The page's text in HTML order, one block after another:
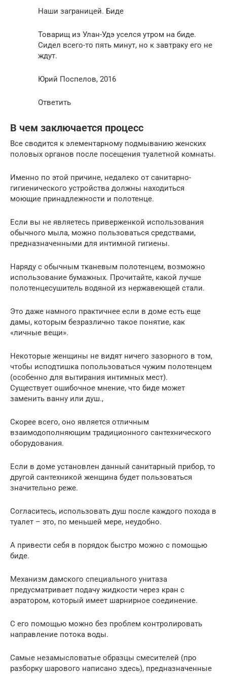
Наши заграницей. Биде
Товарищ из Улан-Удэ уселся утром на биде.
Сидел всего-то пять минут, но к завтраку его не
ждут.
Юрий Поспелов, 2016
Ответить
В чем заключается процесс
Все сводится к элементарному подмыванию женских
половых органов после посещения туалетной комнаты.
Именно по этой причине, недалеко от санитарно-
гигиенического устройства должны находиться
моющие принадлежности и полотенце.
Если вы не являетесь приверженкой использования
обычного мыла, можно пользоваться средствами,
предназначенными для интимной гигиены.
Наряду с обычным тканевым полотенцем, возможно
использование бумажных. Прочитайте, какой лучше
полотенцесушитель водяной из нержавеющей стали.
Это даже намного практичнее если в доме есть еще
дамы, которым безразлично такое понятие, как
«личные вещи».
Некоторые женщины не видят ничего зазорного в том,
чтобы исподтишка попользоваться чужим полотенцем
(особенно для вытирания интимных мест).
Существует ошибочное мнение, что биде может
заменить ванну или душ.,
Скорее всего, оно является отличным
взаимодополняющим традиционного сантехнического
оборудования.
Если в доме установлен данный санитарный прибор, то
другой сантехникой женщина будет пользоваться
значительно реже.
Согласитесь, использовать душ после каждого похода в
туалет – это, по меньшей мере, неудобно.
А привести себя в порядок быстро можно с помощью
биде.
Механизм дамского специального унитаза
предусматривает подачу жидкости через кран с
аэратором, который имеет шарнирное соединение.
С его помощью можно без проблем контролировать
направление потока воды.
Самые незамысловатые образцы смесителей (про
разборку шарового написано здесь), предназначенные